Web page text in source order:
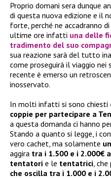
Proprio domani sera dunque
di questa nuova edizione e il
forte, perché ne accadranno
ultime ore infatti una delle
tradimento del suo
sua reazione sarà del tutto
come proseguirà il viaggio
recente è emerso un
inosservato.
In molti infatti si sono chiesti
coppie per partecipare a
a questa domanda ci hanno
Stando a quanto si legge, i
vero cachet, ma solamente
aggira tra i 1.500 e i 2.000€
tentatori e le tentatrici, che
che oscilla tra i 1.000 e i